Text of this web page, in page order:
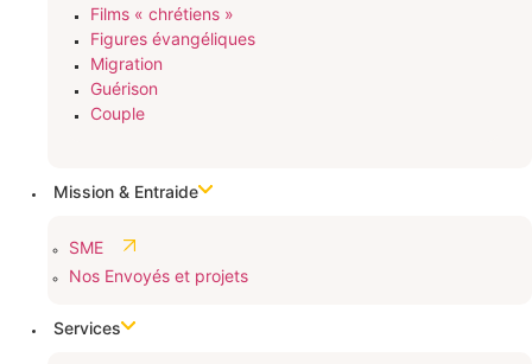
Films « chrétiens »
Figures évangéliques
Migration
Guérison
Couple
Mission & Entraide
SME
Nos Envoyés et projets
Services